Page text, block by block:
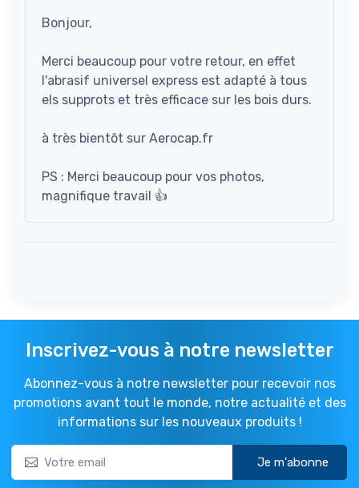
Bonjour,
Merci beaucoup pour votre retour, en effet
l'abrasif universel express est adapté à tous
els supprots et très efficace sur les bois durs.
à très bientôt sur Aerocap.fr
PS : Merci beaucoup pour vos photos,
magnifique travail 👍
Inscrivez-vous à notre newsletter
Abonnez-vous à notre newsletter pour recevoir nos
promotions avant tout le monde, notre actualité et des
informations sur les nouveaux produits !
Je m'abonne